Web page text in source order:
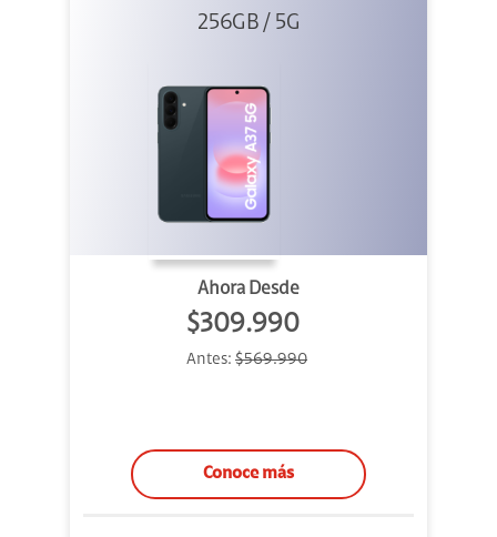
Graygreen
256GB / 5G
Ahora Desde
$309.990
Antes: $569.990
Conoce más